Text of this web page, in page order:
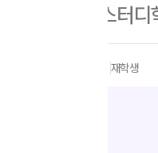
재학생